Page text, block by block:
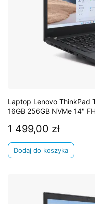
Laptop Lenovo ThinkPad
16GB 256GB NVMe 14"
Cena
1 499,00 zł
Dodaj do koszyka